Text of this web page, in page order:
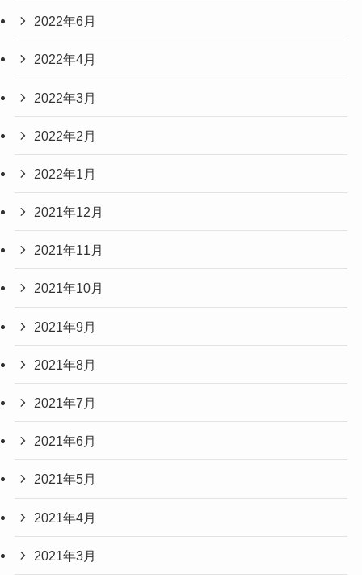
2022年6月
2022年4月
2022年3月
2022年2月
2022年1月
2021年12月
2021年11月
2021年10月
2021年9月
2021年8月
2021年7月
2021年6月
2021年5月
2021年4月
2021年3月